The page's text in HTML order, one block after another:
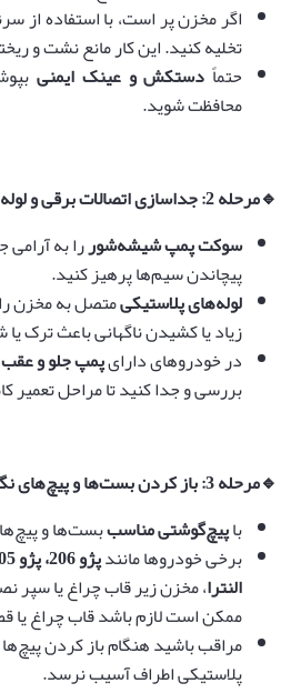
اگر مخزن پر است، با استفاده از
تخلیه کنید. این کار مانع نشت و
حتماً دستکش و عینک ایمنی
محافظت شوید.
🔹مرحله 2: جداسازی اتصالات برقی و لوله‌ها
سوکت پمپ شیشه‌شوررا به
پیچاندن سیم‌ها پرهیز کنید.
لوله‌های پلاستیکیمتصل به مخزن
زیاد یا کشیدن ناگهانی باعث ترک
در خودروهای دارایپمپ جلو و عقب
بررسی و جدا کنید تا مراحل تعمیر
🔹مرحله 3: باز کردن بست‌ها و پیچ‌های نگهدارنده
باپیچ‌گوشتی مناسببست‌ها و
برخی خودروها مانند
النترا، مخزن زیر قاب چراغ یا سپر
ممکن است لازم باشد قاب چراغ یا
مراقب باشید هنگام باز کردن
پلاستیکی اطراف آسیب نرسد.